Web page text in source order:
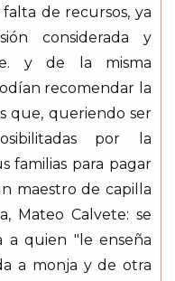
de recursos, ya
considerada y
y de la misma
recomendar la
que, queriendo ser
por la
familias para pagar
maestro de capilla
Mateo Calvete: se
a quien "le enseña
a monja y de otra